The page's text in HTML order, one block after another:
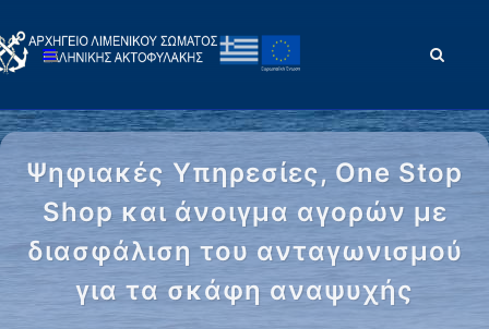
Ψηφιακές Υπηρεσίες, One Stop
Shop και άνοιγμα αγορών με
διασφάλιση του ανταγωνισμού
για τα σκάφη αναψυχής